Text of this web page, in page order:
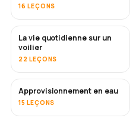
16 LEÇONS
La vie quotidienne sur un
voilier
22 LEÇONS
Approvisionnement en eau
15 LEÇONS